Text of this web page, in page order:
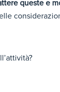
queste e